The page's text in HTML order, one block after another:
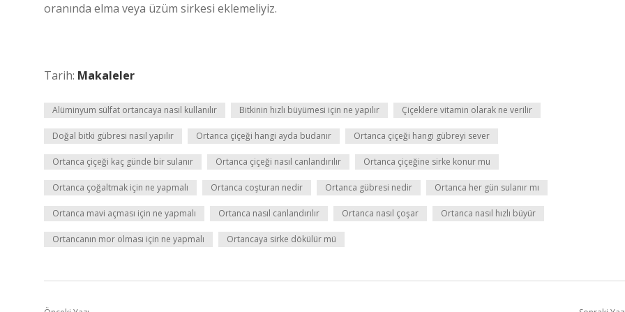
oranında elma veya üzüm sirkesi eklemeliyiz.
Tarih: Makaleler
Alüminyum sülfat ortancaya nasıl kullanılır Bitkinin hızlı büyümesi için ne yapılır Çiçeklere vitamin olarak ne verilir
Doğal bitki gübresi nasıl yapılır Ortanca çiçeği hangi ayda budanır Ortanca çiçeği hangi gübreyi sever
Ortanca çiçeği kaç günde bir sulanır Ortanca çiçeği nasıl canlandırılır Ortanca çiçeğine sirke konur mu
Ortanca çoğaltmak için ne yapmalı Ortanca coşturan nedir Ortanca gübresi nedir Ortanca her gün sulanır mı
Ortanca mavi açması için ne yapmalı Ortanca nasıl canlandırılır Ortanca nasıl çoşar Ortanca nasıl hızlı büyür
Ortancanın mor olması için ne yapmalı Ortancaya sirke dökülür mü